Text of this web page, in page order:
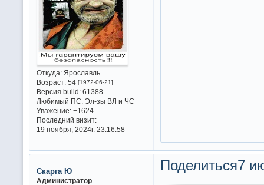
Откуда:Ярославль
Возраст:54 [1972-06-21]
Версия build:61388
Любимый ПС:Эл-зы ВЛ и ЧС
Уважение: +1624
Последний визит:
19 ноября, 2024г. 23:16:58
Поделиться7
Скарга Ю
Администратор